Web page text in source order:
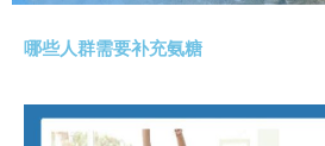
哪些人群需要补充氨糖